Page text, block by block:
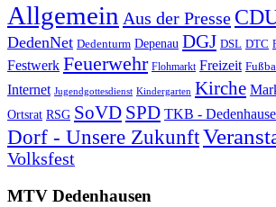
Allgemein Aus der Presse
DedenNet Dedenturm Depenau DGJ DSL DTC
Festwerk Feuerwehr Flohmarkt Freizeit
Internet Jugendgottesdienst Kindergarten Kirche
Ortsrat RSG SoVD SPD TKB -
Dorf - Unsere Zukunft
Volksfest
MTV Dedenhausen